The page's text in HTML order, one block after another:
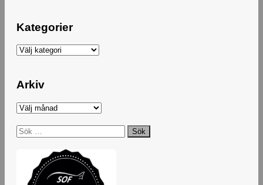
Kategorier
Kategorier
Arkiv
Arkiv
Sök
efter: